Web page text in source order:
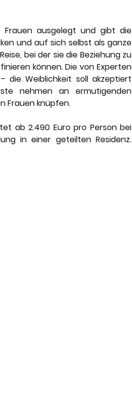
Frauen ausgelegt und gibt die
und auf sich selbst als ganze
bei der sie die Beziehung zu
können. Die von Experten
die Weiblichkeit soll akzeptiert
nehmen an ermutigenden
Frauen knüpfen.
ab 2.490 Euro pro Person bei
in einer geteilten Residenz.